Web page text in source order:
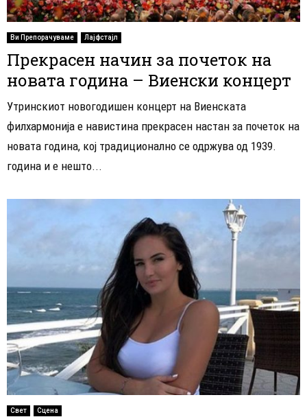
Ви Препорачуваме Лајфстајл
Прекрасен начин за почеток на
новата година – Виенски концерт
Утринскиот новогодишен концерт на Виенската
филхармонија е навистина прекрасен настан за почеток на
новата година, кој традиционално се одржува од 1939.
година и е нешто...
Свет Сцена